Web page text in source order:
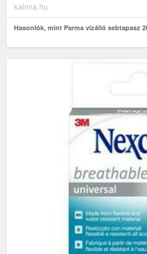
kalmia.hu
Hasonlók, mint Parma vízálló sebtapasz